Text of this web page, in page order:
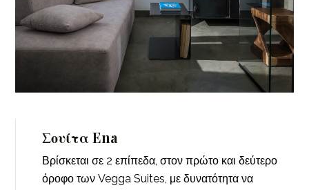
Σουίτα Ena
Βρίσκεται σε 2 επίπεδα, στον πρώτο και δεύτερο
όροφο των Vegga Suites, με δυνατότητα να